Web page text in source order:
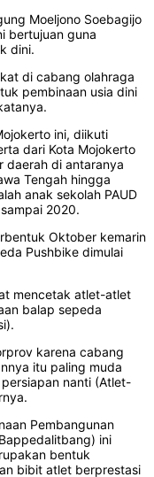
Moeljono Soebagijo
bertujuan guna
dini.
di cabang olahraga
pembinaan usia dini
ini, diikuti
dari Kota Mojokerto
daerah di antaranya
Tengah hingga
anak sekolah PAUD
2020.
Oktober kemarin
Pushbike dimulai
mencetak atlet-atlet
balap sepeda
karena cabang
itu paling muda
nanti (Atlet-
Pembangunan
ini
bentuk
bibit atlet berprestasi